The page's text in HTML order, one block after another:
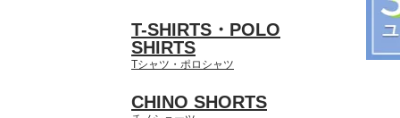
T-SHIRTS・POLO
SHIRTS
Tシャツ・ポロシャツ
CHINO SHORTS